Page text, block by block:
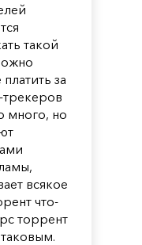
такой
за
трекеров
много, но
всякое
что-
торрент